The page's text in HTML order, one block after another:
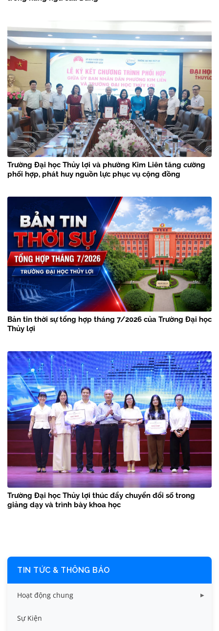
Trường Đại học Thủy lợi và phường Kim Liên tăng cường
phối hợp, phát huy nguồn lực phục vụ cộng đồng
Bản tin thời sự tổng hợp tháng 7/2026 của Trường Đại học
Thủy lợi
Trường Đại học Thủy lợi thúc đẩy chuyển đổi số trong
giảng dạy và trình bày khoa học
TIN TỨC & THÔNG BÁO
Hoạt động chung
Tin công tác sinh viên
Sự Kiện